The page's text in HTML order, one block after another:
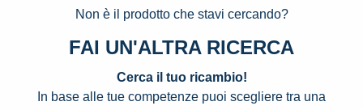
Non è il prodotto che stavi cercando?
FAI UN'ALTRA RICERCA
Cerca il tuo ricambio!
In base alle tue competenze puoi scegliere tra una